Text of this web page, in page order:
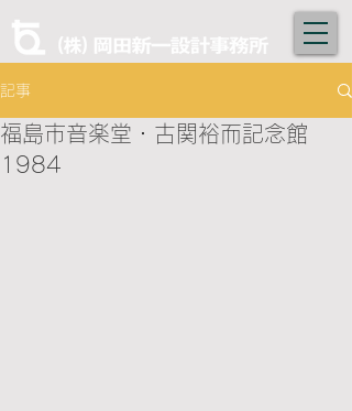
記事
福島市音楽堂・古関裕而記念館
1984